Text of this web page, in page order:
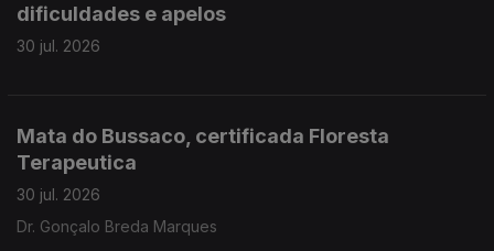
dificuldades e apelos
30 jul. 2026
Mata do Bussaco, certificada Floresta
Terapeutica
30 jul. 2026
Dr. Gonçalo Breda Marques